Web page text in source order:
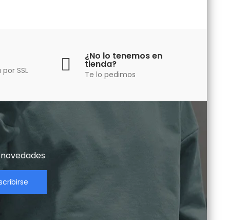
SSL
¿No lo tenemos en
tienda?
Te lo pedimos